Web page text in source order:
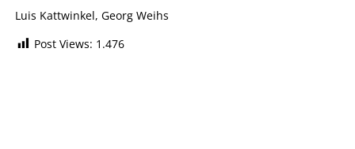
Luis Kattwinkel, Georg Weihs
Post Views: 1.476